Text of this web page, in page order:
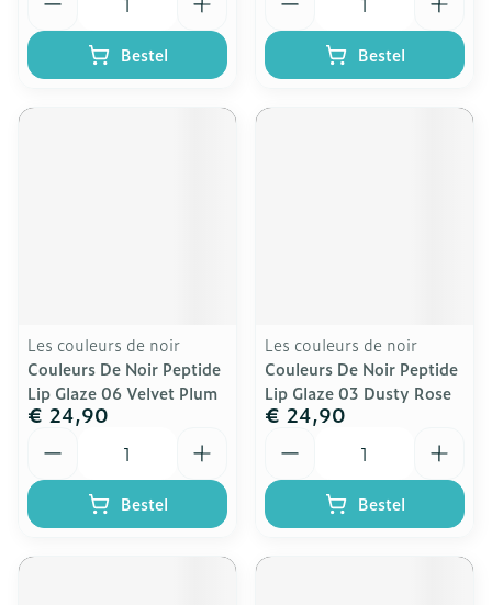
Bestel Bestel
Les couleurs de noir
Couleurs De Noir Peptide
Lip Glaze 06 Velvet Plum
€ 24,90
Bestel
Les couleurs de noir
Couleurs De Noir Peptide
Lip Glaze 03 Dusty Rose
€ 24,90
Bestel